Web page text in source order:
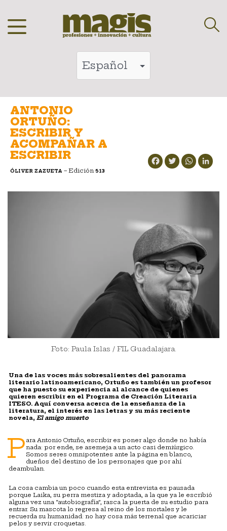
al
ANTONIO
ORTUÑO:
ESCRIBIR Y
ACOMPAÑAR A
ESCRIBIR
ÓLIVER ZAZUETA – Edición 513
Facebook Twitter WhatsApp
Foto: Paula Islas / FIL Guadalajara.
Una de las voces más sobresalientes del panorama
literario latinoamericano, Ortuño es también un profesor
que ha puesto su experiencia al alcance de quienes
quieren escribir en el Programa de Creación Literaria
ITESO. Aquí conversa acerca de la enseñanza de la
literatura, el interés en las letras y su más reciente
novela, El amigo muerto
P ara Antonio Ortuño, escribir es poner algo donde no había
nada: por ende, se asemeja a un acto casi demiúrgico.
Somos seres omnipotentes ante la página en blanco,
dueños del destino de los personajes que por ahí
deambulan.
La cosa cambia un poco cuando esta entrevista es pausada
porque Laika, su perra mestiza y adoptada, a la que ya le escribió
alguna vez una “autobiografía”, rasca la puerta de su estudio para
entrar. Su mascota lo regresa al reino de los mortales y le
recuerda su humanidad: no hay cosa más terrenal que acariciar
pelos y servir croquetas.